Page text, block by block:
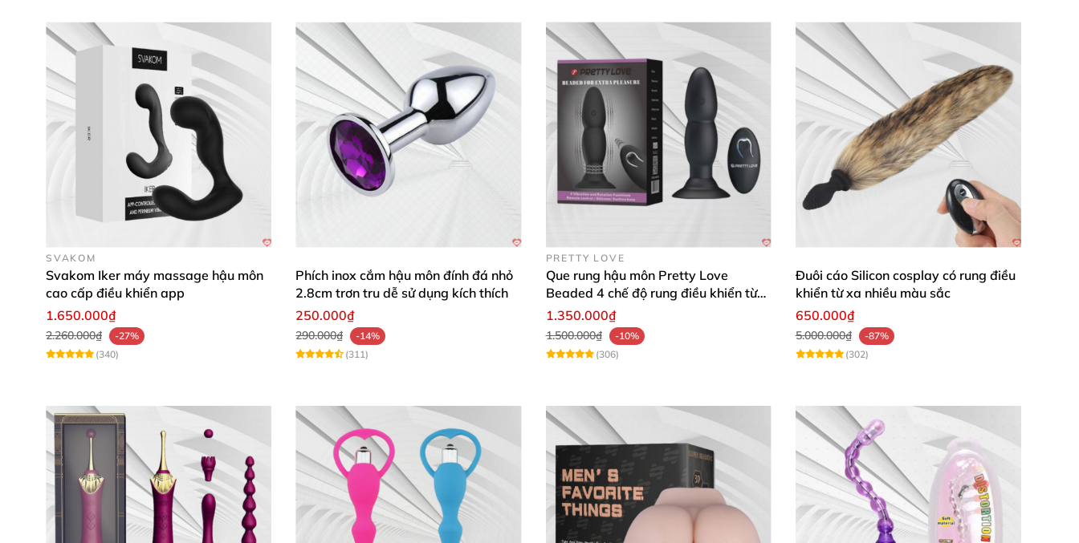
Dụng cụ Levett còn đạt chuẩn chống thấm nước IPX7, nghĩa là bạncó thể hoàn toàn yên tâm khi sử dụng sản phẩm trong môi trường ẩm ướt, chẳng
hạn như phòng tắm
. Khả năng chống nước này không chỉ tăng thêm độ bền cho sản phẩmmà còn mở ra nhiều lựa chọn sử dụng trong những
không gian khác nhau
, giúp người dùng tận hưởng một cách linh hoạt và tiện lợi.
SVAKOM
Svakom Iker máy massage hậu môn
cao cấp điều khiển app
1.650.000₫
2.260.000₫
-27%
(340)
Phích inox cắm hậu môn đính đá nhỏ
2.8cm trơn tru dễ sử dụng kích thích
250.000₫
290.000₫
-14%
(311)
PRETTY LOVE
Que rung hậu môn Pretty Love
Beaded 4 chế độ rung điều khiển từ
xa
1.350.000₫
1.500.000₫
-10%
(306)
Đuôi cáo Silicon cosplay có rung điều
khiển từ xa nhiều màu sắc
650.000₫
5.000.000₫
-87%
(302)